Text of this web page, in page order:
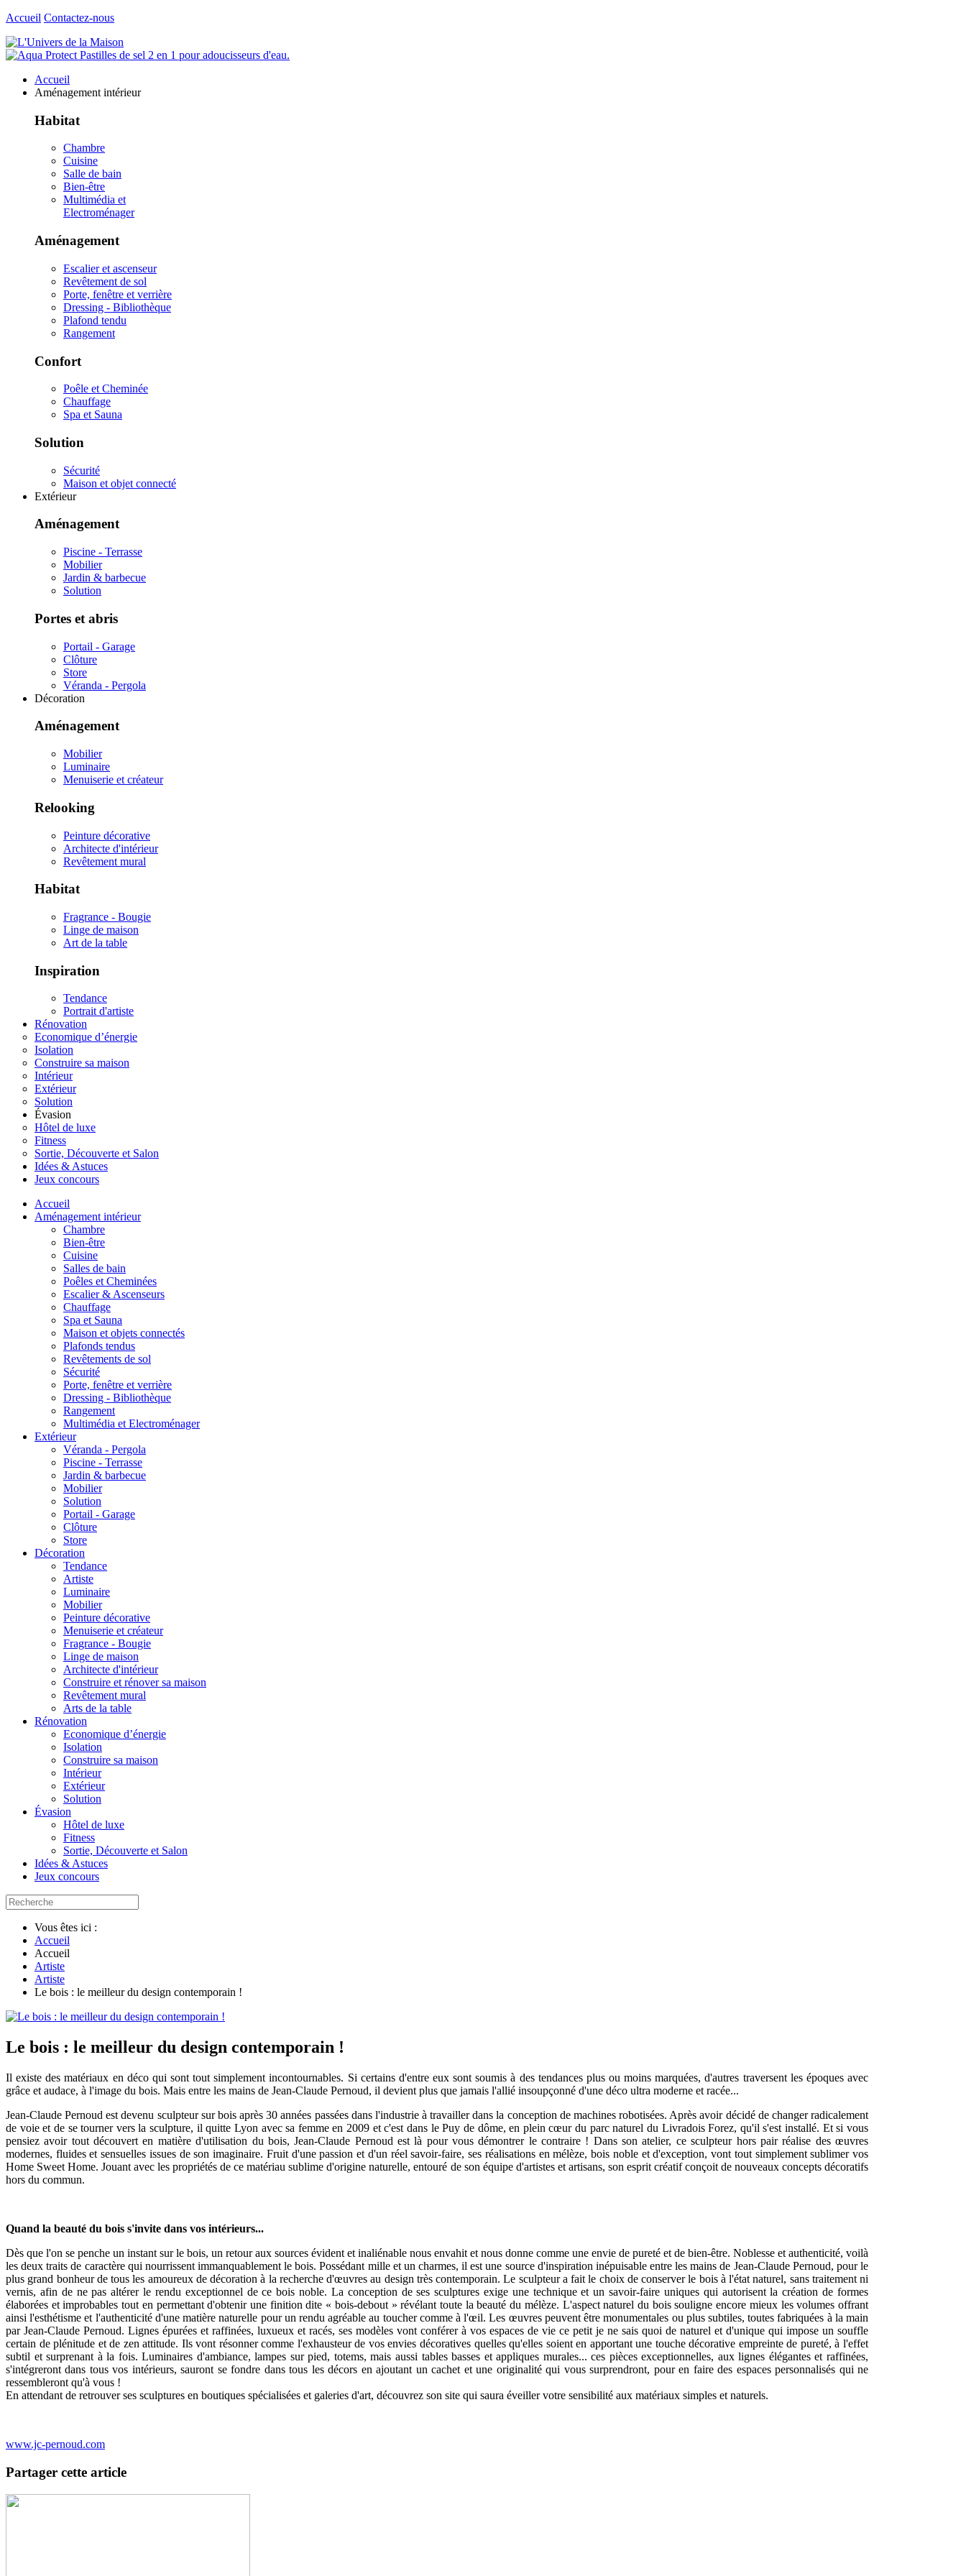
Accueil Contactez-nous
Accueil
Aménagement intérieur
Habitat
Chambre
Cuisine
Salle de bain
Bien-être
Multimédia et
Electroménager
Aménagement
Escalier et ascenseur
Revêtement de sol
Porte, fenêtre et verrière
Dressing - Bibliothèque
Plafond tendu
Rangement
Confort
Poêle et Cheminée
Chauffage
Spa et Sauna
Solution
Sécurité
Maison et objet connecté
Extérieur
Aménagement
Piscine - Terrasse
Mobilier
Jardin & barbecue
Solution
Portes et abris
Portail - Garage
Clôture
Store
Véranda - Pergola
Décoration
Aménagement
Mobilier
Luminaire
Menuiserie et créateur
Relooking
Peinture décorative
Architecte d'intérieur
Revêtement mural
Habitat
Fragrance - Bougie
Linge de maison
Art de la table
Inspiration
Tendance
Portrait d'artiste
Rénovation
Economique d’énergie
Isolation
Construire sa maison
Intérieur
Extérieur
Solution
Évasion
Hôtel de luxe
Fitness
Sortie, Découverte et Salon
Idées & Astuces
Jeux concours
Accueil
Aménagement intérieur
Chambre
Bien-être
Cuisine
Salles de bain
Poêles et Cheminées
Escalier & Ascenseurs
Chauffage
Spa et Sauna
Maison et objets connectés
Plafonds tendus
Revêtements de sol
Sécurité
Porte, fenêtre et verrière
Dressing - Bibliothèque
Rangement
Multimédia et Electroménager
Extérieur
Véranda - Pergola
Piscine - Terrasse
Jardin & barbecue
Mobilier
Solution
Portail - Garage
Clôture
Store
Décoration
Tendance
Artiste
Luminaire
Mobilier
Peinture décorative
Menuiserie et créateur
Fragrance - Bougie
Linge de maison
Architecte d'intérieur
Construire et rénover sa maison
Revêtement mural
Arts de la table
Rénovation
Economique d’énergie
Isolation
Construire sa maison
Intérieur
Extérieur
Solution
Évasion
Hôtel de luxe
Fitness
Sortie, Découverte et Salon
Idées & Astuces
Jeux concours
Vous êtes ici :
Accueil
Accueil
Artiste
Artiste
Le bois : le meilleur du design contemporain !
Le bois : le meilleur du design contemporain !
Il existe des matériaux en déco qui sont tout simplement incontournables. Si certains d'entre eux sont soumis à des tendances plus ou moins marquées, d'autres traversent les époques avec
grâce et audace, à l'image du bois. Mais entre les mains de Jean-Claude Pernoud, il devient plus que jamais l'allié insoupçonné d'une déco ultra moderne et racée...
Jean-Claude Pernoud est devenu sculpteur sur bois après 30 années passées dans l'industrie à travailler dans la conception de machines robotisées. Après avoir décidé de changer radicalement
de voie et de se tourner vers la sculpture, il quitte Lyon avec sa femme en 2009 et c'est dans le Puy de dôme, en plein cœur du parc naturel du Livradois Forez, qu'il s'est installé. Et si vous
pensiez avoir tout découvert en matière d'utilisation du bois, Jean-Claude Pernoud est là pour vous démontrer le contraire ! Dans son atelier, ce sculpteur hors pair réalise des œuvres
modernes, fluides et sensuelles issues de son imaginaire. Fruit d'une passion et d'un réel savoir-faire, ses réalisations en mélèze, bois noble et d'exception, vont tout simplement sublimer vos
Home Sweet Home. Jouant avec les propriétés de ce matériau sublime d'origine naturelle, entouré de son équipe d'artistes et artisans, son esprit créatif conçoit de nouveaux concepts décoratifs
hors du commun.
Quand la beauté du bois s'invite dans vos intérieurs...
Dès que l'on se penche un instant sur le bois, un retour aux sources évident et inaliénable nous envahit et nous donne comme une envie de pureté et de bien-être. Noblesse et authenticité, voilà
les deux traits de caractère qui nourrissent immanquablement le bois. Possédant mille et un charmes, il est une source d'inspiration inépuisable entre les mains de Jean-Claude Pernoud, pour le
plus grand bonheur de tous les amoureux de décoration à la recherche d'œuvres au design très contemporain. Le sculpteur a fait le choix de conserver le bois à l'état naturel, sans traitement ni
vernis, afin de ne pas altérer le rendu exceptionnel de ce bois noble. La conception de ses sculptures exige une technique et un savoir-faire uniques qui autorisent la création de formes
élaborées et improbables tout en permettant d'obtenir une finition dite « bois-debout » révélant toute la beauté du mélèze. L'aspect naturel du bois souligne encore mieux les volumes offrant
ainsi l'esthétisme et l'authenticité d'une matière naturelle pour un rendu agréable au toucher comme à l'œil. Les œuvres peuvent être monumentales ou plus subtiles, toutes fabriquées à la main
par Jean-Claude Pernoud. Lignes épurées et raffinées, luxueux et racés, ses modèles vont conférer à vos espaces de vie ce petit je ne sais quoi de naturel et d'unique qui impose un souffle
certain de plénitude et de zen attitude. Ils vont résonner comme l'exhausteur de vos envies décoratives quelles qu'elles soient en apportant une touche décorative empreinte de pureté, à l'effet
subtil et surprenant à la fois. Luminaires d'ambiance, lampes sur pied, totems, mais aussi tables basses et appliques murales... ces pièces exceptionnelles, aux lignes élégantes et raffinées,
s'intégreront dans tous vos intérieurs, sauront se fondre dans tous les décors en ajoutant un cachet et une originalité qui vous surprendront, pour en faire des espaces personnalisés qui ne
ressembleront qu'à vous !
En attendant de retrouver ses sculptures en boutiques spécialisées et galeries d'art, découvrez son site qui saura éveiller votre sensibilité aux matériaux simples et naturels.
www.jc-pernoud.com
Partager cette article